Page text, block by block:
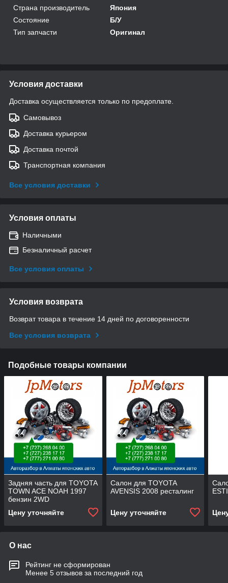
Страна производитель
Япония
Состояние
Б/У
Тип запчасти
Оригинал
Условия доставки
Доставка осуществляется только по предоплате.
Самовывоз
Доставка курьером
Доставка почтой
Транспортная компания
Все условия доставки
Условия оплаты
Наличными
Безналичный расчет
Все условия оплаты
Условия возврата
Возврат товара в течение 14 дней по договоренности
Все условия возврата
Подобные товары компании
Задняя часть для TOYOTA
TOWN ACE NOAH 1997
бензин 2WD
Цену уточняйте
Салон для TOYOTA
AVENSIS 2008 ресталинг
Цену уточняйте
О нас
Рейтинг не сформирован
Менее 5 отзывов за последний год